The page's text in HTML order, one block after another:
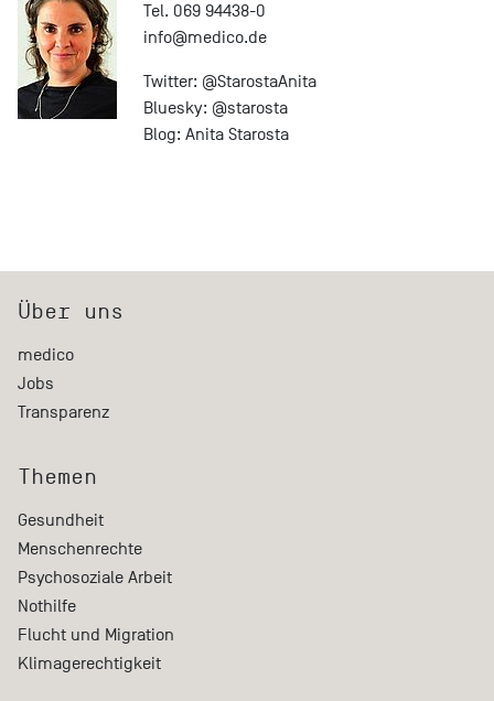
Tel. 069 94438-0
info@medico.de
Twitter: @StarostaAnita
Bluesky: @starosta
Blog: Anita Starosta
Über uns
medico
Jobs
Transparenz
Themen
Gesundheit
Menschenrechte
Psychosoziale Arbeit
Nothilfe
Flucht und Migration
Klimagerechtigkeit